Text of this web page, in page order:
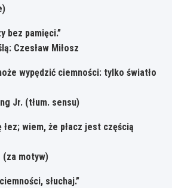
bez pamięci.”
Czesław Miłosz
wypędzić ciemności: tylko światło
Jr. (tłum. sensu)
łez; wiem, że płacz jest częścią
(za motyw)
słuchaj.”